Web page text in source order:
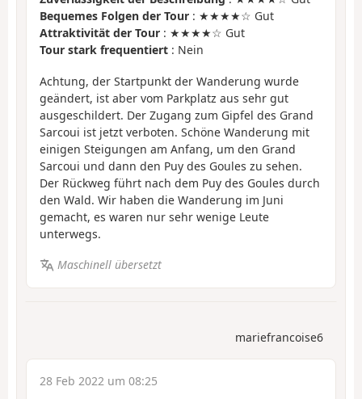
Bequemes Folgen der Tour : ★★★★☆ Gut
Attraktivität der Tour : ★★★★☆ Gut
Tour stark frequentiert : Nein
Achtung, der Startpunkt der Wanderung wurde
geändert, ist aber vom Parkplatz aus sehr gut
ausgeschildert. Der Zugang zum Gipfel des Grand
Sarcoui ist jetzt verboten. Schöne Wanderung mit
einigen Steigungen am Anfang, um den Grand
Sarcoui und dann den Puy des Goules zu sehen.
Der Rückweg führt nach dem Puy des Goules durch
den Wald. Wir haben die Wanderung im Juni
gemacht, es waren nur sehr wenige Leute
unterwegs.
Maschinell übersetzt
mariefrancoise6
28 Feb 2022 um 08:25